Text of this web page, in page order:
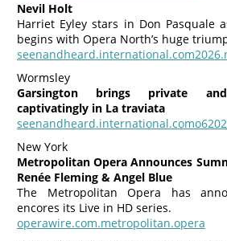
Nevil Holt
Harriet Eyley stars in Don Pasquale
begins with Opera North’s huge
Wormsley
Garsington brings private
captivatingly in La traviata
New York
Metropolitan Opera Announces
Renée Fleming & Angel Blue
The Metropolitan Opera has
encores its Live in HD series.
operawire.com.metropolitan.opera